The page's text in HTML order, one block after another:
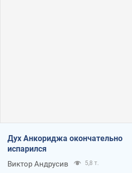
Дух Анкориджа окончательно
испарился
Виктор Андрусив 5,8 т.